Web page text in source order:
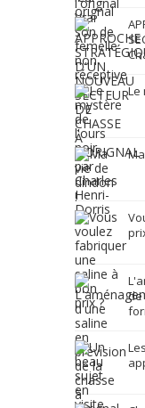
Le
de